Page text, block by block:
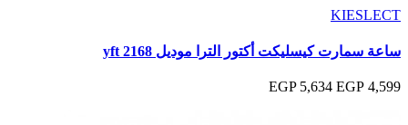
KIESLECT
ساعة سمارت كيسليكت أكتور الترا موديل yft 2168
4,599 EGP
5,634 EGP